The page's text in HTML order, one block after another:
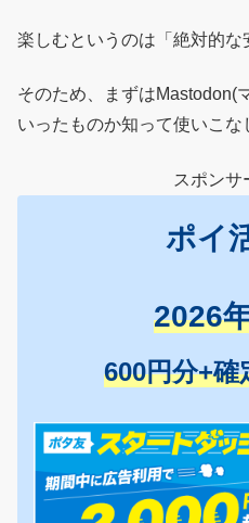
楽しむというのは「絶対的な
そのため、まずはMastodon(
いったものか知って使いこな
スポンサ
ポイ
2026
600円分+確